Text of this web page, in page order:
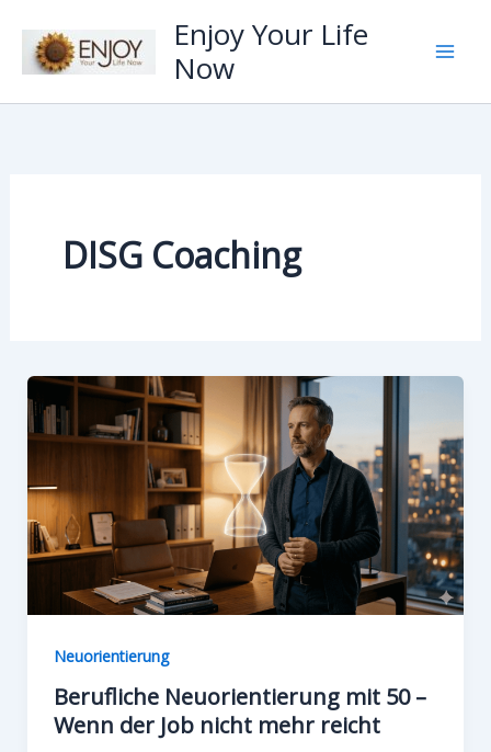
Inhalt
springen
Enjoy Your Life
Now
DISG Coaching
Neuorientierung
Berufliche Neuorientierung mit 50 –
Wenn der Job nicht mehr reicht